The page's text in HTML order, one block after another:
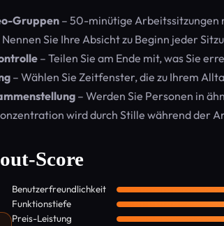
Gruppen – 50-minütige Arbeitssitzungen
Nennen Sie Ihre Absicht zu Beginn jeder
– Teilen Sie am Ende mit, was Sie
– Wählen Sie Zeitfenster, die zu Ihrem
– Werden Sie Personen in
wird durch Stille während der
Score
Benutzerfreundlichkeit
Funktionstiefe
Preis-Leistung